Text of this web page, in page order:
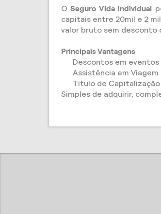
OSeguro Vida Individual
capitais entre 20mil e 2
valor bruto sem desconto
Principais Vantagens
Descontos em eventos
Assistência em Viagem
Titulo de Capitalização
Simples de adquirir,